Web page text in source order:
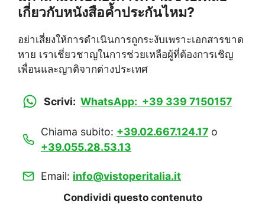
เกี่ยวกับหนังสือค้ำประกันไหม?
อย่าเสี่ยงให้การดำเนินการถูกระงับเพราะเอกสารขาด
หาย เราเชี่ยวชาญในการช่วยเหลือผู้ที่ต้องการเชิญ
เพื่อนและญาติจากต่างประเทศ
Scrivi: WhatsApp: +39 339 7150157
Chiama subito: +39.02.667.124.17 o
+39.055.28.53.13
Email: info@vistoperitalia.it
Condividi questo contenuto